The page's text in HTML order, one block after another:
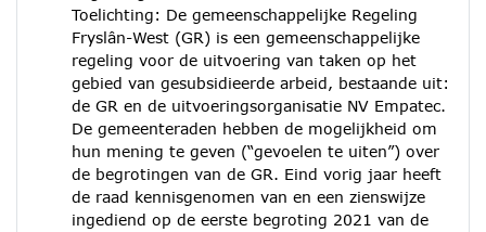
Toelichting: De gemeenschappelijke Regeling
Fryslân-West (GR) is een gemeenschappelijke
regeling voor de uitvoering van taken op het
gebied van gesubsidieerde arbeid, bestaande uit:
de GR en de uitvoeringsorganisatie NV Empatec.
De gemeenteraden hebben de mogelijkheid om
hun mening te geven (“gevoelen te uiten”) over
de begrotingen van de GR. Eind vorig jaar heeft
de raad kennisgenomen van en een zienswijze
ingediend op de eerste begroting 2021 van de